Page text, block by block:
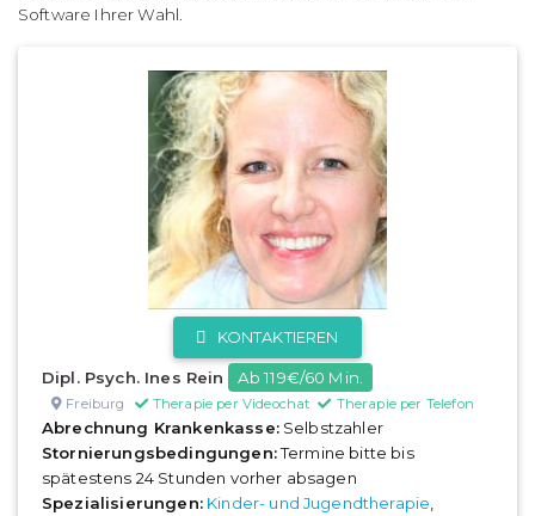
Software Ihrer Wahl.
KONTAKTIEREN
Dipl. Psych. Ines Rein Ab 119€/60 Min.
Freiburg Therapie per Videochat Therapie per Telefon
Abrechnung Krankenkasse:Selbstzahler
Stornierungsbedingungen:Termine bitte bis
spätestens 24 Stunden vorher absagen
Spezialisierungen: Kinder- und Jugendtherapie